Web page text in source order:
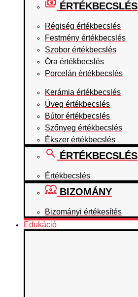
ÉRTÉKBECSLÉS
Régiség értékbecslés
Festmény értékbecslés
Szobor értékbecslés
Óra értékbecslés
Porcelán értékbecslés
Kerámia értékbecslés
Üveg értékbecslés
Bútor értékbecslés
Szőnyeg értékbecslés
Ékszer értékbecslés
ÉRTÉKBECSLÉS
Értékbecslés
BIZOMÁNY
Bizományi értékesítés
Edukáció